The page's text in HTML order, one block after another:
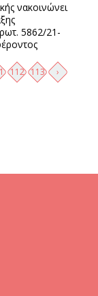
νακοινώνει
5862/21-
112 113
›